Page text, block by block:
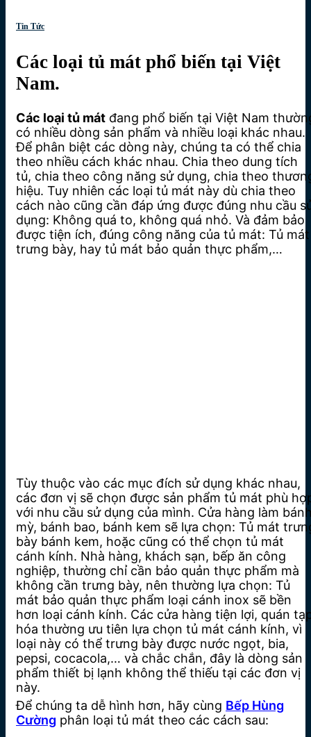
Tin Tức
Các loại tủ mát phổ biến tại Việt
Nam.
Các loại tủ mát đang phổ biến tại Việt Nam
có nhiều dòng sản phẩm và nhiều loại khác nhau.
Để phân biệt các dòng này, chúng ta có thể chia
theo nhiều cách khác nhau. Chia theo dung tích
tủ, chia theo công năng sử dụng, chia theo
hiệu. Tuy nhiên các loại tủ mát này dù chia theo
cách nào cũng cần đáp ứng được đúng nhu cầu
dụng: Không quá to, không quá nhỏ. Và đảm bảo
được tiện ích, đúng công năng của tủ mát: Tủ mát
trưng bày, hay tủ mát bảo quản thực phẩm,…
Tùy thuộc vào các mục đích sử dụng khác nhau,
các đơn vị sẽ chọn được sản phẩm tủ mát phù
với nhu cầu sử dụng của mình. Cửa hàng làm
mỳ, bánh bao, bánh kem sẽ lựa chọn: Tủ mát
bày bánh kem, hoặc cũng có thể chọn tủ mát
cánh kính. Nhà hàng, khách sạn, bếp ăn công
nghiệp, thường chỉ cần bảo quản thực phẩm mà
không cần trưng bày, nên thường lựa chọn: Tủ
mát bảo quản thực phẩm loại cánh inox sẽ bền
hơn loại cánh kính. Các cửa hàng tiện lợi, quán
hóa thường ưu tiên lựa chọn tủ mát cánh kính, vì
loại này có thể trưng bày được nước ngọt, bia,
pepsi, cocacola,… và chắc chắn, đây là dòng sản
phẩm thiết bị lạnh không thể thiếu tại các đơn vị
này.
Để chúng ta dễ hình hơn, hãy cùng Bếp Hùng
Cường phân loại tủ mát theo các cách sau: